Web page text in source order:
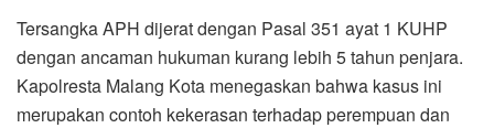
Tersangka APH dijerat dengan Pasal 351 ayat 1 KUHP
dengan ancaman hukuman kurang lebih 5 tahun penjara.
Kapolresta Malang Kota menegaskan bahwa kasus ini
merupakan contoh kekerasan terhadap perempuan dan